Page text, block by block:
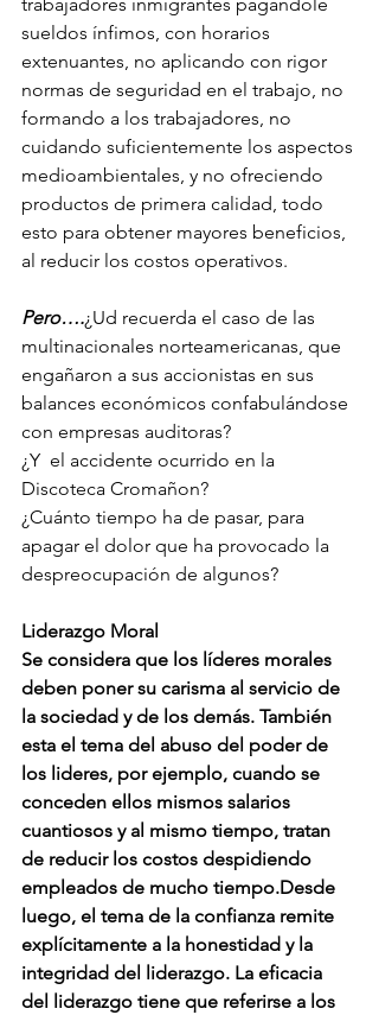
sueldos ínfimos, con horarios
extenuantes, no aplicando con rigor
normas de seguridad en el trabajo, no
formando a los trabajadores, no
cuidando suficientemente los aspectos
medioambientales, y no ofreciendo
productos de primera calidad, todo
esto para obtener mayores beneficios,
al reducir los costos operativos.
Pero….¿Ud recuerda el caso de las
multinacionales norteamericanas, que
engañaron a sus accionistas en sus
balances económicos confabulándose
con empresas auditoras?
¿Y  el accidente ocurrido en la
Discoteca Cromañon?
¿Cuánto tiempo ha de pasar, para
apagar el dolor que ha provocado la
despreocupación de algunos?
Liderazgo Moral
Se considera que los líderes morales
deben poner su carisma al servicio de
la sociedad y de los demás. También
esta el tema del abuso del poder de
los lideres, por ejemplo, cuando se
conceden ellos mismos salarios
cuantiosos y al mismo tiempo, tratan
de reducir los costos despidiendo
empleados de mucho tiempo.Desde
luego, el tema de la confianza remite
explícitamente a la honestidad y la
integridad del liderazgo. La eficacia
del liderazgo tiene que referirse a los